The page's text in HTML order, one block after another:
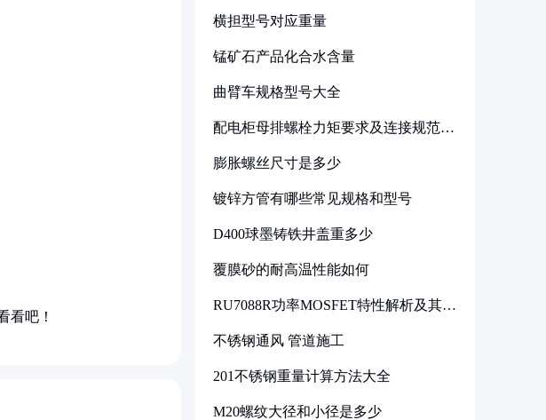
看吧！
横担型号对应重量
锰矿石产品化合水含量
曲臂车规格型号大全
配电柜母排螺栓力矩要求及连接规范详
膨胀螺丝尺寸是多少
镀锌方管有哪些常见规格和型号
D400球墨铸铁井盖重多少
覆膜砂的耐高温性能如何
RU7088R功率MOSFET特性解析及其在
不锈钢通风 管道施工
201不锈钢重量计算方法大全
M20螺纹大径和小径是多少